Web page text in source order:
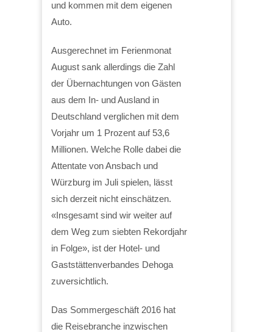
und kommen mit dem eigenen
Auto.
Ausgerechnet im Ferienmonat
August sank allerdings die Zahl
der Übernachtungen von Gästen
aus dem In- und Ausland in
Deutschland verglichen mit dem
Vorjahr um 1 Prozent auf 53,6
Millionen. Welche Rolle dabei die
Attentate von Ansbach und
Würzburg im Juli spielen, lässt
sich derzeit nicht einschätzen.
«Insgesamt sind wir weiter auf
dem Weg zum siebten Rekordjahr
in Folge», ist der Hotel- und
Gaststättenverbandes Dehoga
zuversichtlich.
Das Sommergeschäft 2016 hat
die Reisebranche inzwischen